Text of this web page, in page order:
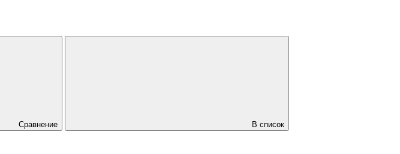
Сравнение
В список